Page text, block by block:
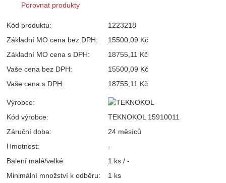
Porovnat produkty
Kód produktu:
1223218
Základní MO cena bez DPH:
15500,09 Kč
Základní MO cena s DPH:
18755,11 Kč
Vaše cena bez DPH:
15500,09 Kč
Vaše cena s DPH:
18755,11 Kč
Výrobce:
Kód výrobce:
TEKNOKOL 15910011
Záruční doba:
24 měsíců
Hmotnost:
-
Balení malé/velké:
1 ks / -
Minimální množství k odběru:
1 ks